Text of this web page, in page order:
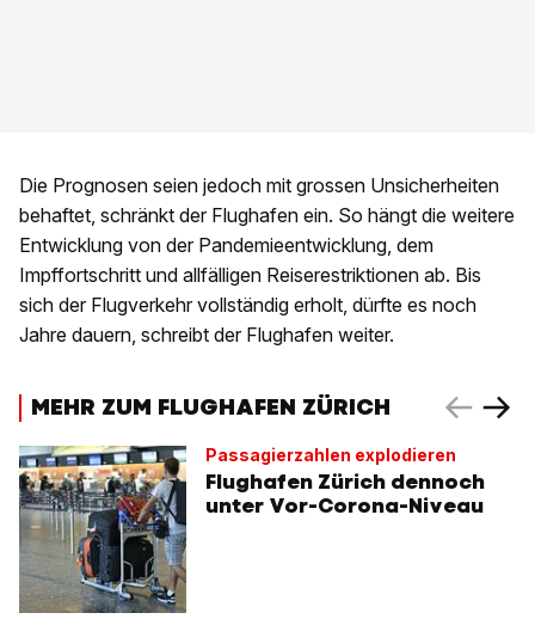
Die Prognosen seien jedoch mit grossen Unsicherheiten
behaftet, schränkt der Flughafen ein. So hängt die weitere
Entwicklung von der Pandemieentwicklung, dem
Impffortschritt und allfälligen Reiserestriktionen ab. Bis
sich der Flugverkehr vollständig erholt, dürfte es noch
Jahre dauern, schreibt der Flughafen weiter.
MEHR ZUM FLUGHAFEN ZÜRICH
Passagierzahlen explodieren
Flughafen Zürich dennoch
unter Vor-Corona-Niveau